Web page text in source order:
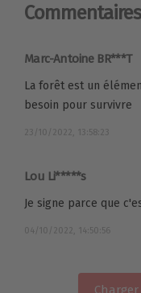
Commentaires
Marc-Antoine BR***T
La forêt est un
besoin pour survivre
23/10/2022, 13:58:23
Lou Li*****s
Je signe parce que
04/10/2022, 14:50:56